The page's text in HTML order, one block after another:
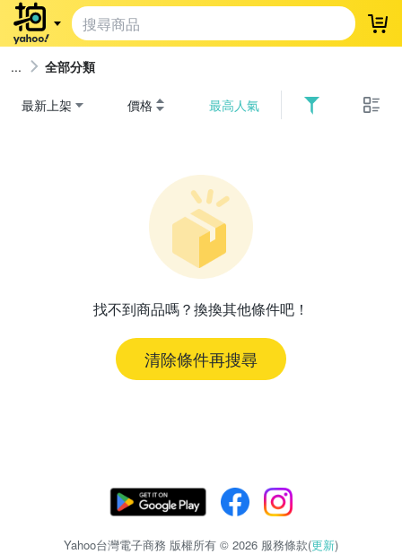
登
全部分類
最新上架 價格 最高人氣
找不到商品嗎？換換其他條件吧！
清除條件再搜尋
Yahoo台灣電子商務 版權所有 © 2026 服務條款(更新)